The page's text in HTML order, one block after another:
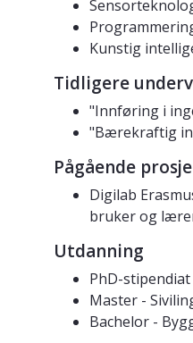
Kunstig
Tidligere
"Innføring i
"Bærekraftig
Pågående
Digilab
bruker og
Utdanning
PhD-
Master -
Bachelor -